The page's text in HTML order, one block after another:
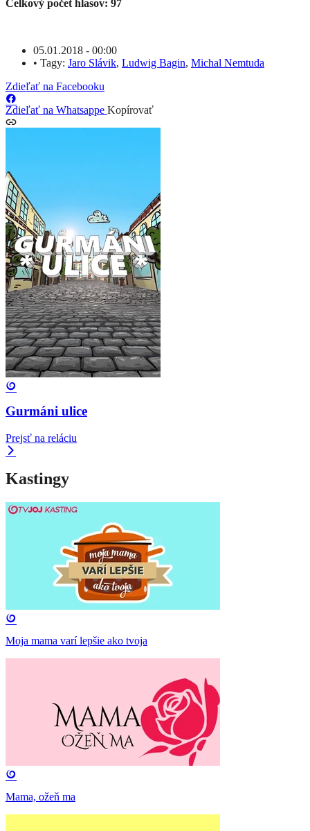
Celkový počet hlasov: 97
05.01.2018 - 00:00
• Tagy: Jaro Slávik, Ludwig Bagin, Michal Nemtuda
Zdieľať na Facebooku
Zdieľať na Whatsappe Kopírovať
Gurmáni ulice
Prejsť na reláciu
Kastingy
Moja mama varí lepšie ako tvoja
Mama, ožeň ma